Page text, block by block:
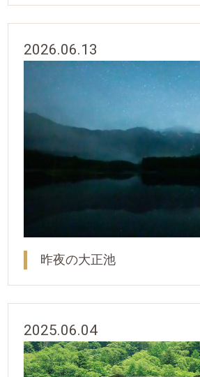
2026.06.13
昨夜の大正池
2025.06.04